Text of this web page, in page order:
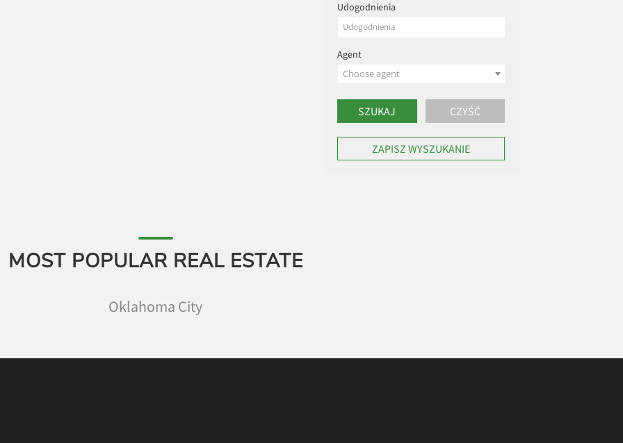
Udogodnienia
Agent
Choose agent
MOST POPULAR REAL ESTATE
Oklahoma City